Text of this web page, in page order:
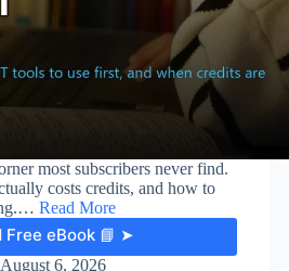
most subscribers never find.
costs credits, and how to
Read More
Free eBook 📘 ➤
August 6, 2026